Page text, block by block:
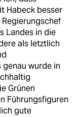
Habeck besser
Landes in die
als letztlich
wurde in
Grünen
Führungsfiguren
gute